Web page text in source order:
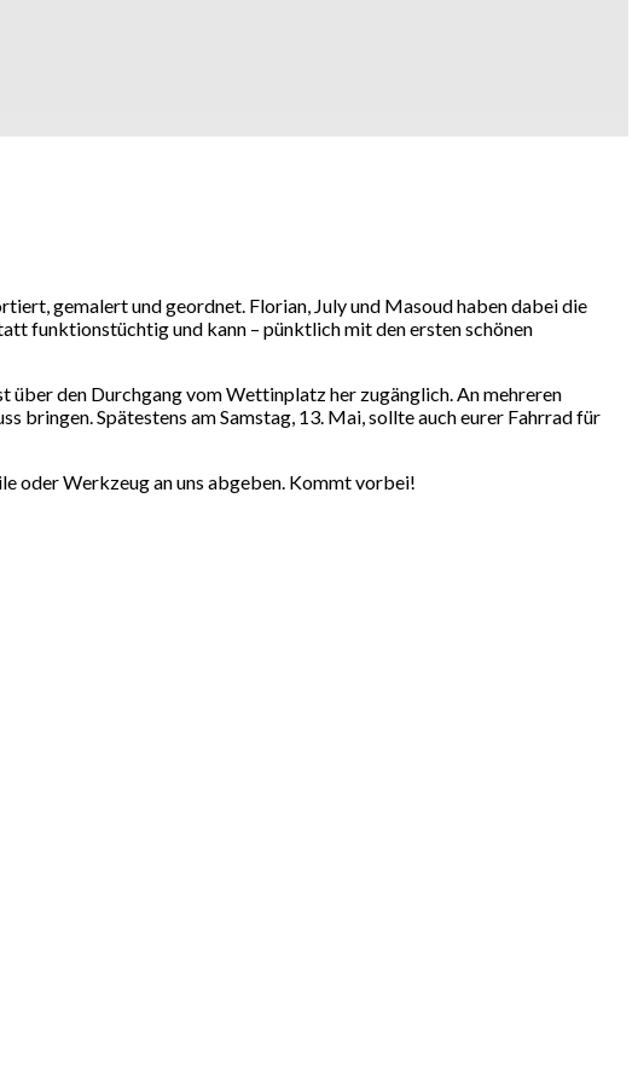
gemalert und geordnet. Florian, July und Masoud haben dabei die
funktionstüchtig und kann – pünktlich mit den ersten schönen
den Durchgang vom Wettinplatz her zugänglich. An mehreren
bringen. Spätestens am Samstag, 13. Mai, sollte auch eurer Fahrrad für
oder Werkzeug an uns abgeben. Kommt vorbei!